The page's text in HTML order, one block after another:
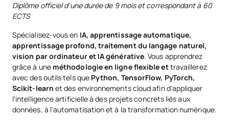
Diplôme officiel d'une durée de 9 mois et correspondant à 60
ECTS
Spécialisez-vous en IA, apprentissage automatique,
apprentissage profond, traitement du langage naturel,
vision par ordinateur et IA générative. Vous apprendrez
grâce à une méthodologie en ligne flexible ettravaillerez
avec des outils tels que Python, TensorFlow, PyTorch,
Scikit-learnet des environnements cloud afin d'appliquer
l'intelligence artificielle à des projets concrets liés aux
données, à l'automatisation et à la transformation numérique.